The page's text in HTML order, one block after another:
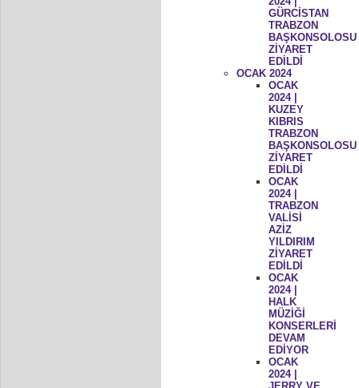
GÜRCİSTAN
TRABZON
BAŞKONSOLOSU
ZİYARET
EDİLDİ
OCAK 2024
OCAK
2024 |
KUZEY
KIBRIS
TRABZON
BAŞKONSOLOSU
ZİYARET
EDİLDİ
OCAK
2024 |
TRABZON
VALİSİ
AZİZ
YILDIRIM
ZİYARET
EDİLDİ
OCAK
2024 |
HALK
MÜZİĞİ
KONSERLERİ
DEVAM
EDİYOR
OCAK
2024 |